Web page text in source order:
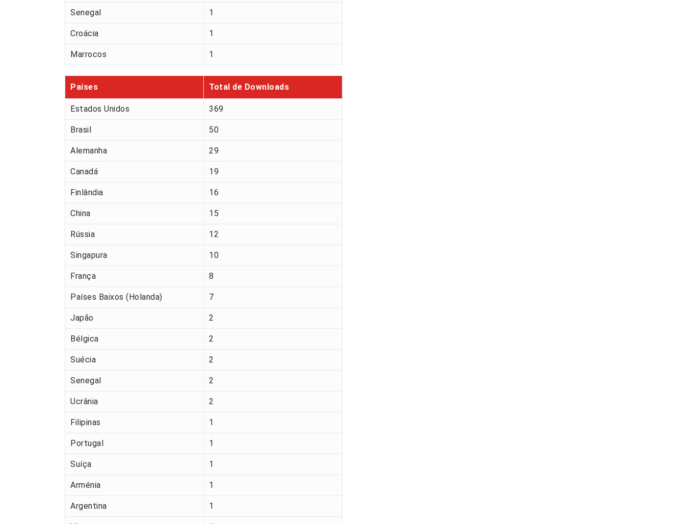
Senegal 1
Croácia 1
Marrocos 1
Países Total de Downloads
Estados Unidos 369
Brasil 50
Alemanha 29
Canadá 19
Finlândia 16
China 15
Rússia 12
Singapura 10
França 8
Países Baixos (Holanda) 7
Japão 2
Bélgica 2
Suécia 2
Senegal 2
Ucrânia 2
Filipinas 1
Portugal 1
Suíça 1
Arménia 1
Argentina 1